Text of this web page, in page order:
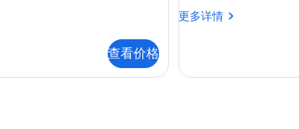
查看价格
有
片
更多详情
公
信